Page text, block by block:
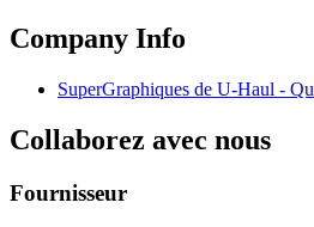
Company Info
SuperGraphiques de U-Haul -
Collaborez avec nous
Fournisseur